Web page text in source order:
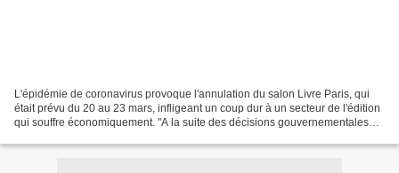
L'épidémie de coronavirus provoque l'annulation du salon Livre Paris, qui
était prévu du 20 au 23 mars, infligeant un coup dur à un secteur de l'édition
qui souffre économiquement. "A la suite des décisions gouvernementales